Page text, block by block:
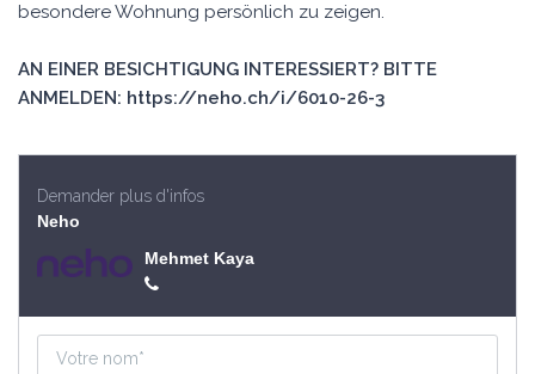
besondere Wohnung persönlich zu zeigen.
AN EINER BESICHTIGUNG INTERESSIERT? BITTE
ANMELDEN: https://neho.ch/i/6010-26-3
Demander plus d'infos
Neho
Mehmet Kaya